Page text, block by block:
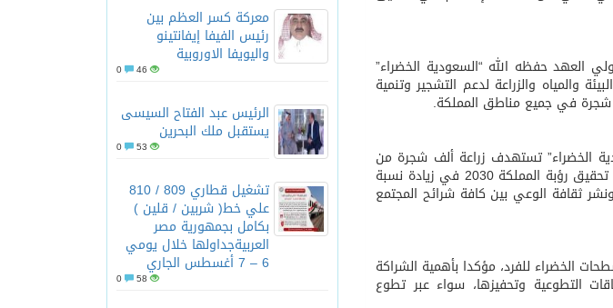
معركة كسر العظم بين
رئيس الفيفا إيفانتينو
واليويفا الاوروبية
46
الرئيس عبد الفتاح السيسى
يستقبل ملك البحرين
53
تشغيل قطاري 809 / 810
علي خط( شربين / قلين )
بكامل بجمهورية مصر
العربيةجداولها خلال يومي
6 – 7 أغسطس الجاري
58
العهد حفظه الله “السعودية الخضراء”
والمياه والزراعة لدعم التشجير وتنمية
الخضراء” تستهدف زراعة ألف شجرة من
أشجار الظل والزینة المناسبة لبيئة المحافظة، مشیرا إلى أن المبادرة تھدف للمساھمة في تحقیق رؤبة المملكة 2030 في زیادة نسبة
ثقافة الوعي بین كافة شرائح المجتمع
الخضراء للفرد، مؤكدا بأھمیة الشراكة
التطوعیة وتحفیزھا، سواء عبر تطوع